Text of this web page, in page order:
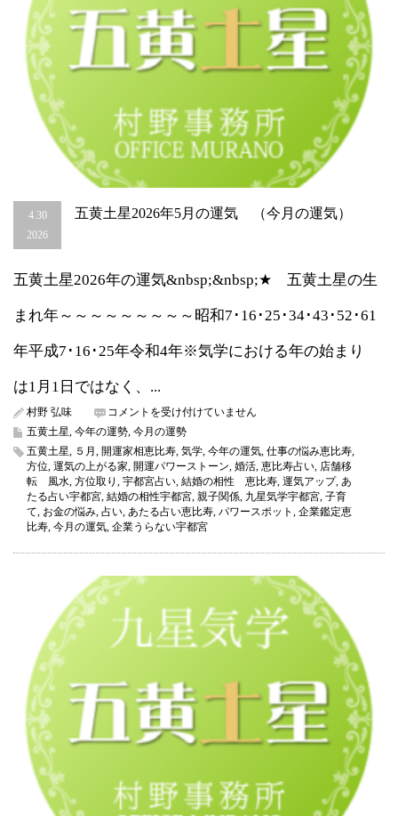
4.30
2026
五黄土星2026年5月の運気 （今月の運気）
五黄土星2026年の運気&nbsp;&nbsp;★ 五黄土星の生
まれ年～～～～～～～～～昭和7･16･25･34･43･52･61
年平成7･16･25年令和4年※気学における年の始まり
は1月1日ではなく、...
村野 弘味
五
黄
星
2026
年
5
月
の
（今
月
の
運
気）
は
コメントを受け付けていません
五黄土星, 今年の運勢, 今月の運勢
五黄土星, ５月 , 開運家相恵比寿, 気学, 今年の運気, 仕事の悩み恵比寿,
方位, 運気の上がる家, 開運パワーストーン, 婚活, 恵比寿占い, 店舗移
転 風水, 方位取り , 宇都宮占い, 結婚の相性 恵比寿, 運気アップ, あ
たる占い宇都宮, 結婚の相性宇都宮, 親子関係, 九星気学宇都宮, 子育
て, お金の悩み, 占い, あたる占い恵比寿, パワースポット , 企業鑑定恵
比寿, 今月の運気, 企業うらない宇都宮